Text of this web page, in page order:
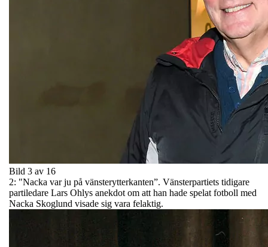
Bild 3 av 16
2: "Nacka var ju på vänsterytterkanten”. Vänsterpartiets tidigare
partiledare Lars Ohlys anekdot om att han hade spelat fotboll med
Nacka Skoglund visade sig vara felaktig.